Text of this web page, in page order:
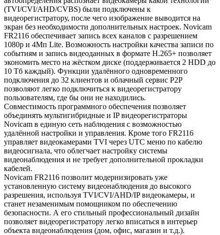
(TVI/CVI/AHD/CVBS) были подключены к
видеорегистратору, после чего изображение выводится на
экран без необходимости дополнительных настроек. Novicam
FR2116 обеспечивает запись всех каналов с разрешением
1080р и 4Мп Lite. Возможность настройки качества записи по
событиям и запись видеоданных в формате H.265+ позволяет
экономить место на жёстком диске (поддерживается 2 HDD до
10 Tб каждый). Функции удалённого одновременного
подключения до 32 клиентов и облачный сервис P2P
позволяют легко подключиться к видеорегистратору
пользователям, где бы они не находились.
Совместимость программного обеспечения позволяет
объединять мультигибридные и IP видеорегистраторы
Novicam в единую сеть наблюдения с возможностью
удалённой настройки и управления. Кроме того FR2116
управляет видеокамерами TVI через UTC меню по кабелю
видеосигнала, что облегчает настройку системы
видеонаблюдения и не требует дополнительной прокладки
кабелей.
Novicam FR2116 позволит модернизировать уже
установленную систему видеонаблюдения до высокого
разрешения, используя TVI/CVI/AHD/IP видеокамеры, и
станет незаменимым помощником по обеспечению
безопасности. А его стильный профессиональный дизайн
позволяет видеорегистратору легко вписаться в интерьер
объекта видеонаблюдения (дом, офис, магазин и т.д.).